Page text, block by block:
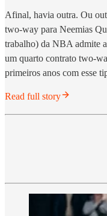
Afinal, havia outra. Ou
two-way para Neemias
trabalho) da NBA admite
um quarto contrato two-
primeiros anos com esse
Read full story